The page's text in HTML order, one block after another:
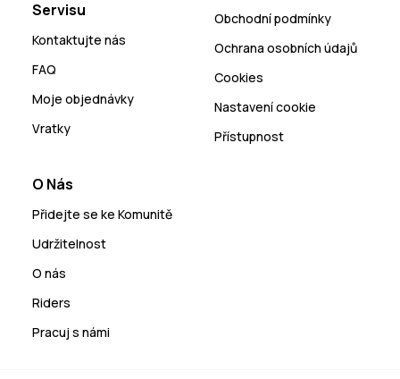
Servisu
Kontaktujte nás
FAQ
Moje objednávky
Vratky
Obchodní podmínky
Ochrana osobních údajů
Cookies
Nastavení cookie
Přístupnost
O Nás
Přidejte se ke Komunitě
Udržitelnost
O nás
Riders
Pracuj s námi